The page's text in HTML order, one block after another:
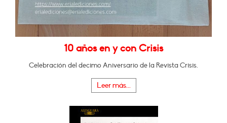
10 años en y con Crisis
Celebración del decimo Aniversario de la Revista Crisis.
Leer más...